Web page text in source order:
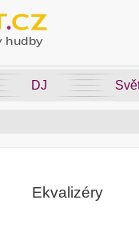
DJ
Ekvalizéry